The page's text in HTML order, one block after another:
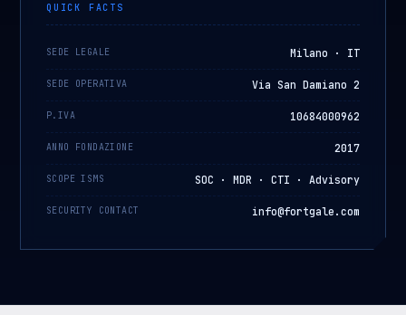
QUICK FACTS
SEDE LEGALE Milano · IT
SEDE OPERATIVA Via San Damiano 2
P.IVA 10684000962
ANNO FONDAZIONE 2017
SCOPE ISMS SOC · MDR · CTI · Advisory
SECURITY CONTACT info@fortgale.com